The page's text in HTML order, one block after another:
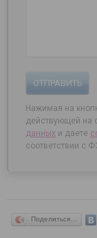
ОТПРАВИТЬ
Нажимая на
действующей на
данных и даете
соответствии с
Поделиться…